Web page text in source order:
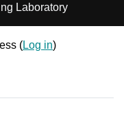
Laboratory
(Log in)